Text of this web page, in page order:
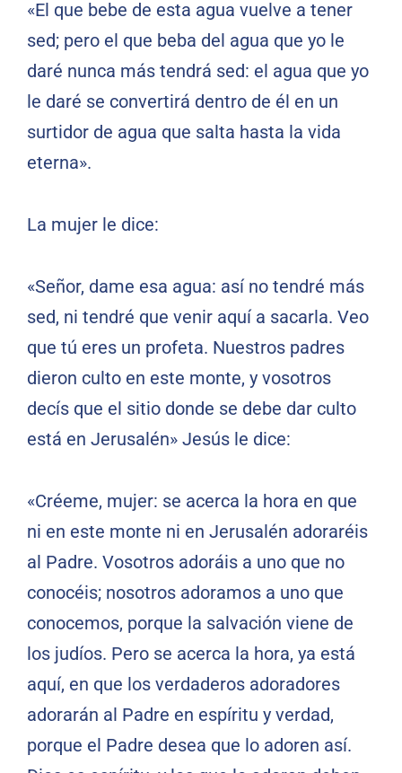
«El que bebe de esta agua vuelve a tener
sed; pero el que beba del agua que yo le
daré nunca más tendrá sed: el agua que yo
le daré se convertirá dentro de él en un
surtidor de agua que salta hasta la vida
eterna».
La mujer le dice:
«Señor, dame esa agua: así no tendré más
sed, ni tendré que venir aquí a sacarla. Veo
que tú eres un profeta. Nuestros padres
dieron culto en este monte, y vosotros
decís que el sitio donde se debe dar culto
está en Jerusalén» Jesús le dice:
«Créeme, mujer: se acerca la hora en que
ni en este monte ni en Jerusalén adoraréis
al Padre. Vosotros adoráis a uno que no
conocéis; nosotros adoramos a uno que
conocemos, porque la salvación viene de
los judíos. Pero se acerca la hora, ya está
aquí, en que los verdaderos adoradores
adorarán al Padre en espíritu y verdad,
porque el Padre desea que lo adoren así.